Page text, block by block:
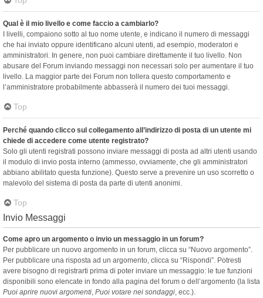
Qual è il mio livello e come faccio a cambiarlo?
I livelli, compaiono sotto al tuo nome utente, e indicano il numero di messaggi
che hai inviato oppure identificano alcuni utenti, ad esempio, moderatori e
amministratori. In genere, non puoi cambiare direttamente il tuo livello. Non
abusare del Forum inviando messaggi non necessari solo per aumentare il tuo
livello. La maggior parte dei Forum non tollera questo comportamento e
l’amministratore probabilmente abbasserà il numero dei tuoi messaggi.
Top
Perché quando clicco sul collegamento all’indirizzo di posta di un utente mi
chiede di accedere come utente registrato?
Solo gli utenti registrati possono inviare messaggi di posta ad altri utenti usando
il modulo di invio posta interno (ammesso, ovviamente, che gli amministratori
abbiano abilitato questa funzione). Questo serve a prevenire un uso scorretto o
malevolo del sistema di posta da parte di utenti anonimi.
Top
Invio Messaggi
Come apro un argomento o invio un messaggio in un forum?
Per pubblicare un nuovo argomento in un forum, clicca su “Nuovo argomento”.
Per pubblicare una risposta ad un argomento, clicca su “Rispondi”. Potresti
avere bisogno di registrarti prima di poter inviare un messaggio: le tue funzioni
disponibili sono elencate in fondo alla pagina del forum o dell’argomento (la lista
Puoi aprire nuovi argomenti, Puoi votare nei sondaggi, ecc.).